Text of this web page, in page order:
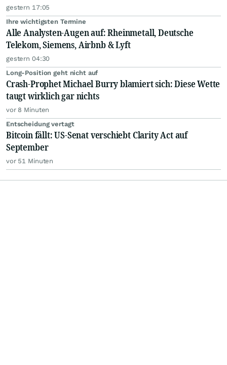
gestern 17:05
Ihre wichtigsten Termine
Alle Analysten-Augen auf: Rheinmetall, Deutsche
Telekom, Siemens, Airbnb & Lyft
gestern 04:30
Long-Position geht nicht auf
Crash-Prophet Michael Burry blamiert sich: Diese Wette
taugt wirklich gar nichts
vor 8 Minuten
Entscheidung vertagt
Bitcoin fällt: US-Senat verschiebt Clarity Act auf
September
vor 51 Minuten